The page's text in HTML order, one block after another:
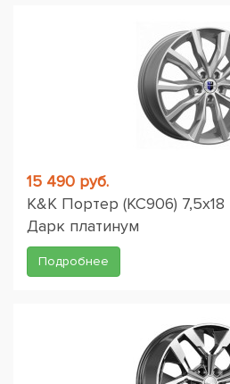
15 490 руб.
K&K Портер (КС906) 7,5x18
Дарк платинум
Подробнее